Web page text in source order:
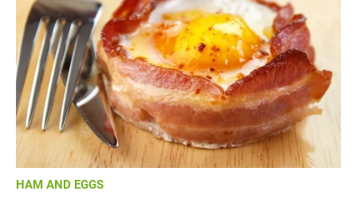
HAM AND EGGS